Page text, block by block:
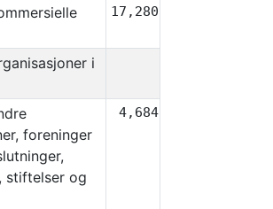
17,280,000
i
foreninger
stiftelser og
4,684,138